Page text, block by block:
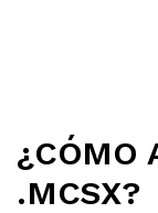
¿CÓMO
.MCSX?